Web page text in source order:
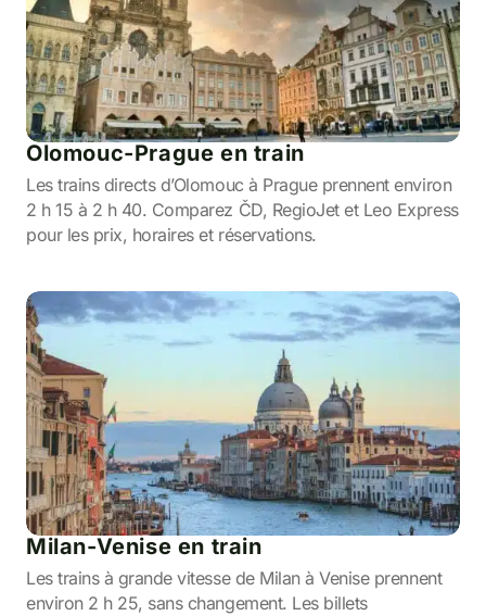
Olomouc-Prague en train
Les trains directs d’Olomouc à Prague prennent environ
2 h 15 à 2 h 40. Comparez ČD, RegioJet et Leo Express
pour les prix, horaires et réservations.
Milan-Venise en train
Les trains à grande vitesse de Milan à Venise prennent
environ 2 h 25, sans changement. Les billets